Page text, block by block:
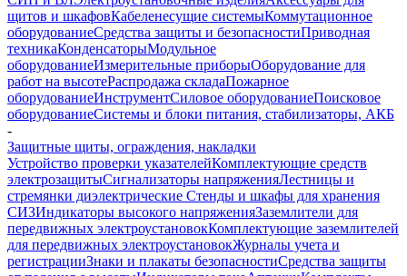
щитов и шкафовКабеленесущие системыКоммутационное
оборудованиеСредства защиты и безопасностиПриводная
техникаКонденсаторыМодульное
оборудованиеИзмерительные приборыОборудование для
работ на высотеРаспродажа складаПожарное
оборудованиеИнструментСиловое оборудованиеПоисковое
оборудованиеСистемы и блоки питания, стабилизаторы, АКБ
-
Защитные щиты, ограждения, накладки
Устройство проверки указателейКомплектующие средств
электрозащитыСигнализаторы напряженияЛестницы и
стремянки диэлектрические Стенды и шкафы для хранения
СИЗИндикаторы высокого напряженияЗаземлители для
передвижных электроустановокКомплектующие заземлителей
для передвижных электроустановокЖурналы учета и
регистрацииЗнаки и плакаты безопасностиСредства защиты